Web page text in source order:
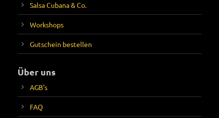
Salsa Cubana & Co.
Workshops
Gutschein bestellen
Über uns
AGB's
FAQ